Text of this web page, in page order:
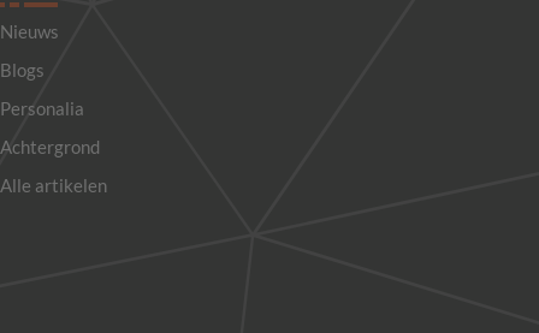
Nieuws
Blogs
Personalia
Achtergrond
Alle artikelen